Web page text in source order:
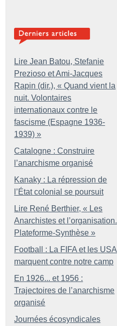
Lire Jean Batou, Stefanie
Prezioso et Ami-Jacques
Rapin (dir.), « Quand vient la
nuit. Volontaires
internationaux contre le
fascisme (Espagne 1936-
1939) »
Catalogne : Construire
l’anarchisme organisé
Kanaky : La répression de
l’État colonial se poursuit
Lire René Berthier, « Les
Anarchistes et l’organisation.
Plateforme-Synthèse »
Football : La FIFA et les USA
marquent contre notre camp
En 1926... et 1956 :
Trajectoires de l’anarchisme
organisé
Journées écosyndicales